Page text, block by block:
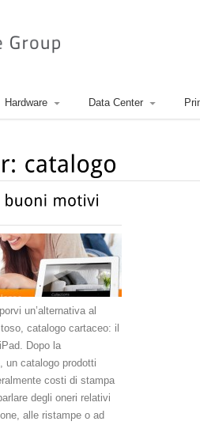
Hardware Data Center
un’alternativa al
catalogo cartaceo: il
Dopo la
un catalogo prodotti
costi di stampa
degli oneri relativi
alle ristampe o ad